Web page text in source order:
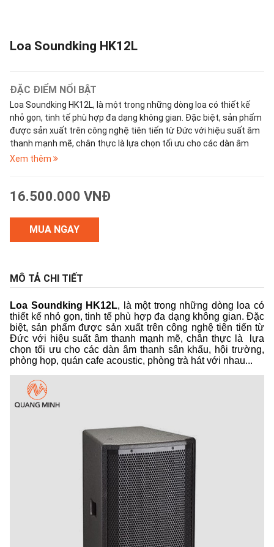
Loa Soundking HK12L
ĐẶC ĐIỂM NỔI BẬT
Loa Soundking HK12L, là một trong những dòng loa có thiết kế
nhỏ gọn, tinh tế phù hợp đa dạng không gian. Đặc biệt, sản phẩm
được sản xuất trên công nghệ tiên tiến từ Đức với hiệu suất âm
thanh mạnh mẽ, chân thực là lựa chọn tối ưu cho các dàn âm
thanh sân khấu, hội trường, phòng họp, quán cafe acoustic,
Xem thêm
16.500.000 VNĐ
MUA NGAY
MÔ TẢ CHI TIẾT
Loa Soundking HK12L, là một trong những dòng loa có
thiết kế nhỏ gọn, tinh tế phù hợp đa dạng không gian. Đặc
biệt, sản phẩm được sản xuất trên công nghệ tiên tiến từ
Đức với hiệu suất âm thanh mạnh mẽ, chân thực là lựa
chọn tối ưu cho các dàn âm thanh sân khấu, hội trường,
phòng họp, quán cafe acoustic, phòng trà hát với nhau...